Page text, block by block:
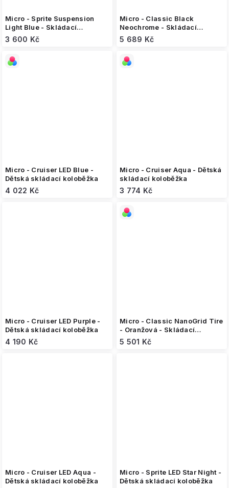
Micro - Sprite Suspension
Light Blue - Skládací
koloběžka
3 600 Kč
Micro - Classic Black
Neochrome - Skládací
koloběžka
5 689 Kč
Micro - Cruiser LED Blue -
Dětská skládací koloběžka
4 022 Kč
Micro - Cruiser Aqua - Dětská
skládací koloběžka
3 774 Kč
Micro - Cruiser LED Purple -
Dětská skládací koloběžka
4 190 Kč
Micro - Classic NanoGrid Tire
- Oranžová - Skládací
koloběžka
5 501 Kč
Micro - Cruiser LED Aqua -
Dětská skládací koloběžka
Micro - Sprite LED Star Night -
Dětská skládací koloběžka